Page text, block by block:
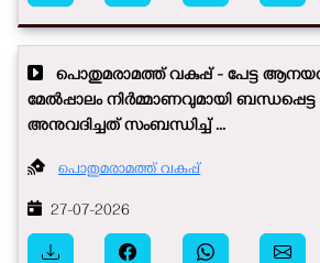
പൊതുമരാമത്ത് വകുപ്പ് - പേട്ട
മേൽപ്പാലം നിർമ്മാണവുമായി
അനുവദിച്ചത് സംബന്ധിച്ച് ...
പൊതുമരാമത്ത് വകുപ്പ്
27-07-2026